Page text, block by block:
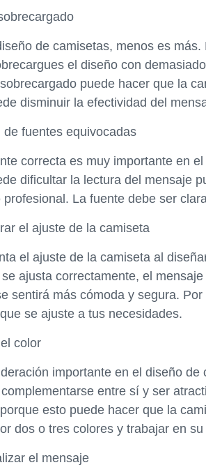
de camisetas, menos es
el diseño con
puede hacer que la
disminuir la efectividad del
fuentes equivocadas
correcta es muy importante en
dificultar la lectura del mensaje
La fuente debe ser
el ajuste de la camiseta
el ajuste de la camiseta al
ajusta correctamente, el
sentirá más cómoda y segura.
se ajuste a tus necesidades.
color
importante en el diseño
entre sí y ser
esto puede hacer que la
dos o tres colores y trabajar en
el mensaje